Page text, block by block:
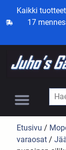
Kaikki
17
Etusivu /
varaosat /